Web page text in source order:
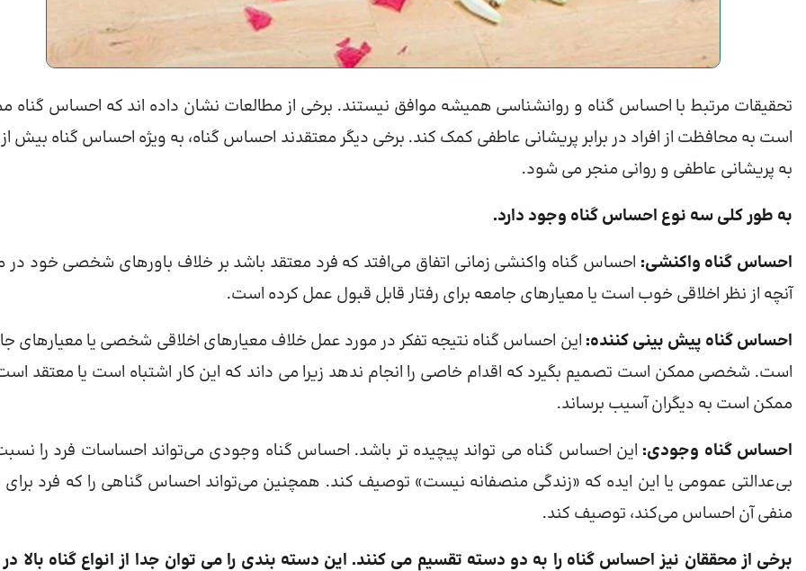
تحقیقات مرتبط با احساس گناه و روانشناسی همیشه موافق نیستند. برخی از مطالعات نشان داده اند که احساس گناه
است به محافظت از افراد در برابر پریشانی عاطفی کمک کند. برخی دیگر معتقدند احساس گناه، به ویژه احساس گناه بیش
به پریشانی عاطفی و روانی منجر می شود.
به طور کلی سه نوع احساس گناه وجود دارد.
احساس گناه واکنشی: احساس گناه واکنشی زمانی اتفاق می‌افتد که فرد معتقد باشد بر خلاف باورهای شخصی خود در
آنچه از نظر اخلاقی خوب است یا معیارهای جامعه برای رفتار قابل قبول عمل کرده است.
احساس گناه پیش بینی کننده: این احساس گناه نتیجه تفکر در مورد عمل خلاف معیارهای اخلاقی شخصی یا معیارهای
است. شخصی ممکن است تصمیم بگیرد که اقدام خاصی را انجام ندهد زیرا می داند که این کار اشتباه است یا معتقد
ممکن است به دیگران آسیب برساند.
احساس گناه وجودی: این احساس گناه می تواند پیچیده تر باشد. احساس گناه وجودی می‌تواند احساسات فرد را
بی‌عدالتی عمومی یا این ایده که «زندگی منصفانه نیست» توصیف کند. همچنین می‌تواند احساس گناهی را که فرد برای
منفی آن احساس می‌کند، توصیف کند.
برخی از محققان نیز احساس گناه را به دو دسته تقسیم می کنند. این دسته بندی را می توان جدا از انواع گناه بالا